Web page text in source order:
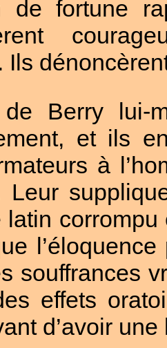
de fortune
Ils
Berry lui-
et ils
à
Leur
latin
souffrances
effets
d’avoir